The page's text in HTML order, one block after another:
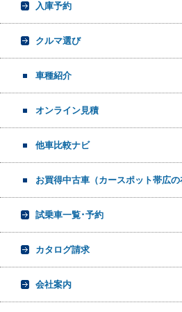
入庫予約
クルマ選び
車種紹介
オンライン見積
他車比較ナビ
お買得中古車（カースポット帯広の
試乗車一覧･予約
カタログ請求
会社案内